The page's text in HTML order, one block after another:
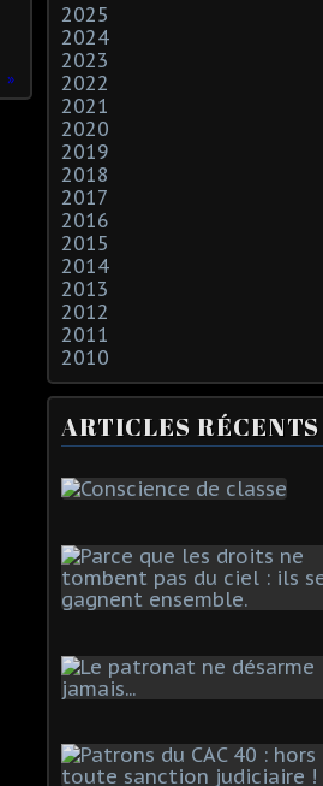
2025
2024
2023
2022
2021
2020
2019
2018
2017
2016
2015
2014
2013
2012
2011
2010
ARTICLES RÉCENTS